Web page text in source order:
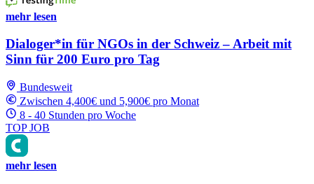
mehr lesen
Dialoger*in für NGOs in der Schweiz – Arbeit mit
Sinn für 200 Euro pro Tag
Bundesweit
Zwischen 4,400€ und 5,900€ pro Monat
8 - 40 Stunden pro Woche
TOP JOB
mehr lesen